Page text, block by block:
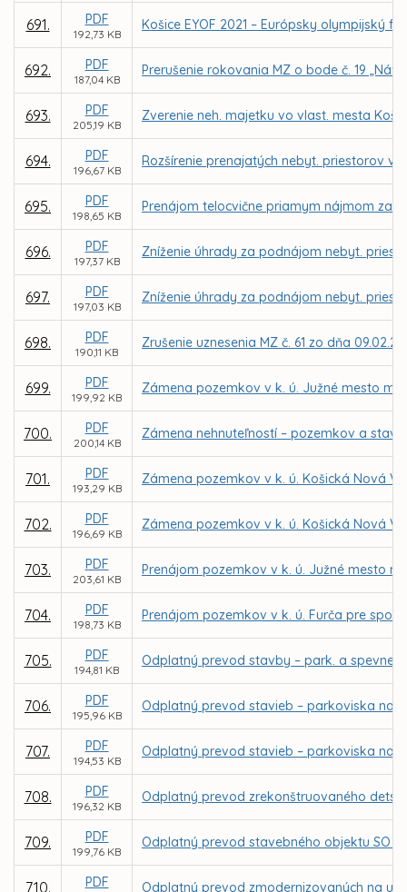
691. PDF
192,73 KB
Košice EYOF 2021 – Európsky olympijský
692. PDF
187,04 KB
Prerušenie rokovania MZ o bode č. 19
693. PDF
205,19 KB
Zverenie neh. majetku vo vlast. mesta
694. PDF
196,67 KB
Rozšírenie prenajatých nebyt. priestorov v
695. PDF
198,65 KB
Prenájom telocvične priamym nájmom za
696. PDF
197,37 KB
Zníženie úhrady za podnájom nebyt.
697. PDF
197,03 KB
Zníženie úhrady za podnájom nebyt.
698. PDF
190,11 KB
Zrušenie uznesenia MZ č. 61 zo dňa
699. PDF
199,92 KB
Zámena pozemkov v k. ú. Južné mesto
700. PDF
200,14 KB
Zámena nehnuteľností – pozemkov a
701. PDF
193,29 KB
Zámena pozemkov v k. ú. Košická Nová
702. PDF
196,69 KB
Zámena pozemkov v k. ú. Košická Nová
703. PDF
203,61 KB
Prenájom pozemkov v k. ú. Južné mesto
704. PDF
198,73 KB
Prenájom pozemkov v k. ú. Furča pre
705. PDF
194,81 KB
Odplatný prevod stavby – park. a
706. PDF
195,96 KB
Odplatný prevod stavieb – parkoviska na
707. PDF
194,53 KB
Odplatný prevod stavieb – parkoviska na
708. PDF
196,32 KB
Odplatný prevod zrekonštruovaného
709. PDF
199,76 KB
Odplatný prevod stavebného objektu SO
710. PDF Odplatný prevod zmodernizovaných na ul.